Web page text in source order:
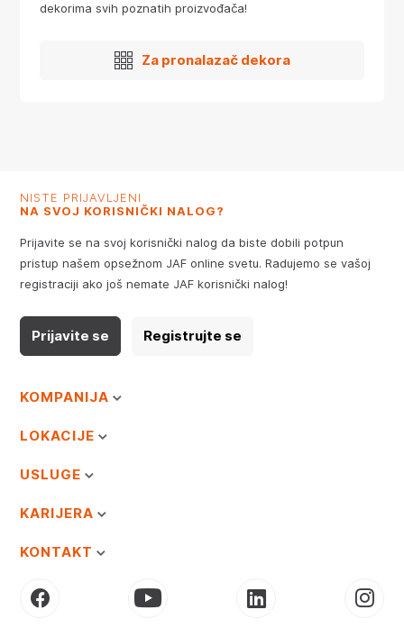
dekorima svih poznatih proizvođača!
Za pronalazač dekora
NISTE PRIJAVLJENI
NA SVOJ KORISNIČKI NALOG?
Prijavite se na svoj korisnički nalog da biste dobili potpun
pristup našem opsežnom JAF online svetu. Radujemo se vašoj
registraciji ako još nemate JAF korisnički nalog!
Prijavite se Registrujte se
KOMPANIJA
LOKACIJE
USLUGE
KARIJERA
KONTAKT